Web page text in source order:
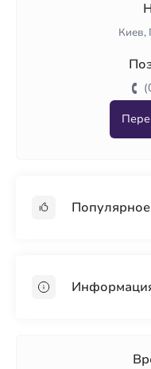
Киев,
Популярное
Пенопласт